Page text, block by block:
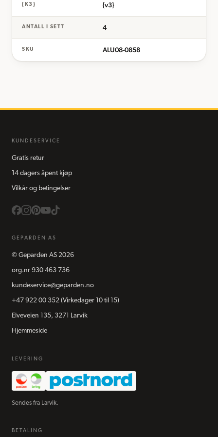
{K3} {v3}
ANTALL I SETT 4
SKU ALU08-0858
KUNDESERVICE
Gratis retur
14 dagers åpent kjøp
Vilkår og betingelser
GEPARDEN AS
© Geparden AS 2026
org.nr 930 463 736
kundeservice@geparden.no
+47 922 00 352 (Virkedager 10 til 15)
Elveveien 135, 3271 Larvik
Hjemmeside
LEVERING
Sendes fra Larvik.
BETALING